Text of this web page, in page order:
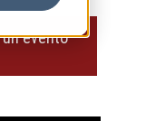
evento